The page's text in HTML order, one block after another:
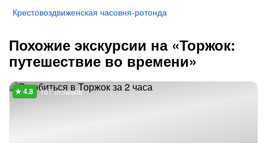
Крестовоздвиженская часовня-ротонда
Похожие экскурсии на «Торжок:
путешествие во времени»
167 отзывов